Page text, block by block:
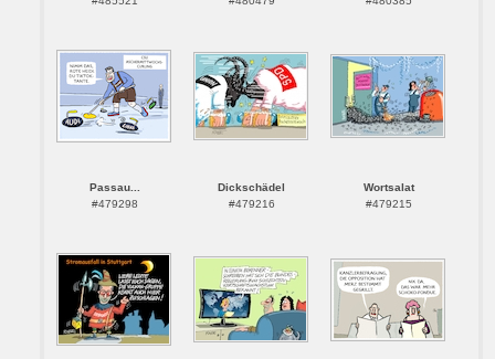
Passau...
#479298
Dickschädel
#479216
Wortsalat
#479215